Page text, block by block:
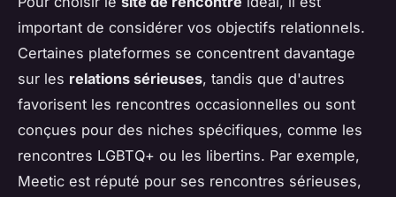
important de considérer vos objectifs relationnels.
Certaines plateformes se concentrent davantage
sur les relations sérieuses, tandis que d'autres
favorisent les rencontres occasionnelles ou sont
conçues pour des niches spécifiques, comme les
rencontres LGBTQ+ ou les libertins. Par exemple,
Meetic est réputé pour ses rencontres sérieuses,